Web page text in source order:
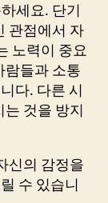
세요. 단기
관점에서 자
노력이 중요
람들과 소통
다. 다른 시
것을 방지
신의 감정을
수 있습니